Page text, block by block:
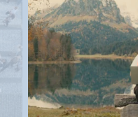
Anwil
Appenzell
Au SG
Baar
Baden
Balsthal